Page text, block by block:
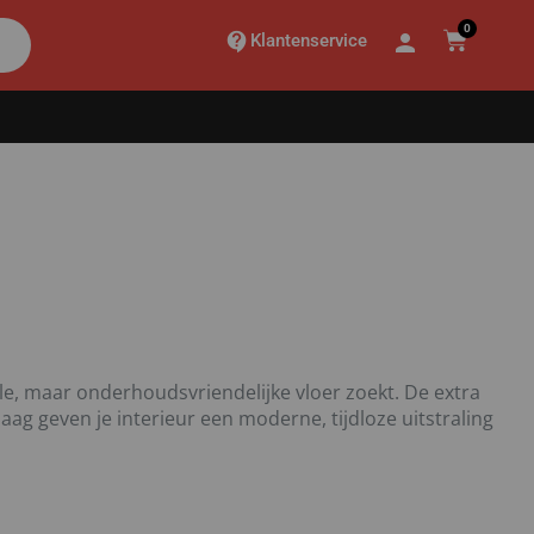
Klantenservice
0
maar onderhoudsvriendelijke vloer zoekt. De extra
geven je interieur een moderne, tijdloze uitstraling